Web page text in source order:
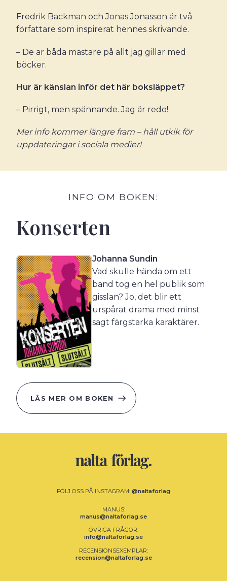
Fredrik Backman och Jonas Jonasson är två
författare som inspirerat hennes skrivande.
– De är båda mästare på allt jag gillar med
böcker.
Hur är känslan inför det här boksläppet?
– Pirrigt, men spännande. Jag är redo!
Mer info kommer längre fram – håll utkik för
uppdateringar i sociala medier!
INFO OM BOKEN:
Konserten
Johanna Sundin
Vad skulle hända om ett
band tog en hel publik som
gisslan? Jo, det blir ett
urspårat drama med minst
sagt färgstarka karaktärer.
LÄS MER OM BOKEN
FÖLJ OSS PÅ INSTAGRAM: @naltaforlag
MANUS:
manus@naltaforlag.se
ÖVRIGA FRÅGOR:
info@naltaforlag.se
RECENSIONSEXEMPLAR:
recension@naltaforlag.se